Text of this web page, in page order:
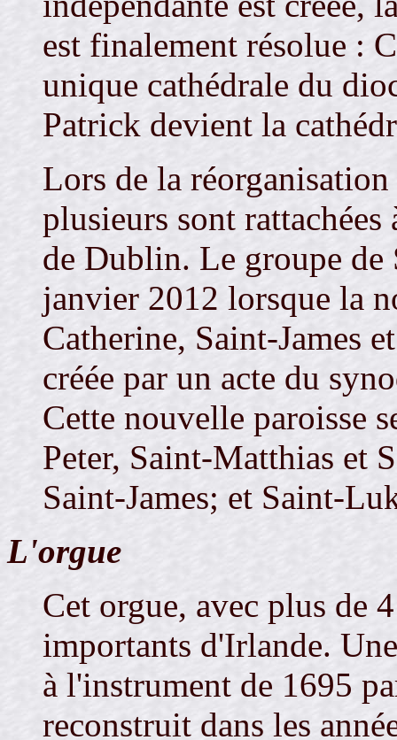
est finalement résolue :
unique cathédrale du
Patrick devient la
Lors de la
plusieurs sont
de Dublin. Le groupe de
janvier 2012 lorsque la
Catherine, Saint-James
créée par un acte du
Cette nouvelle paroisse
Peter, Saint-Matthias et
Saint-James; et Saint-
L'orgue
Cet orgue, avec plus de
importants d'Irlande.
à l'instrument de 1695
reconstruit dans les